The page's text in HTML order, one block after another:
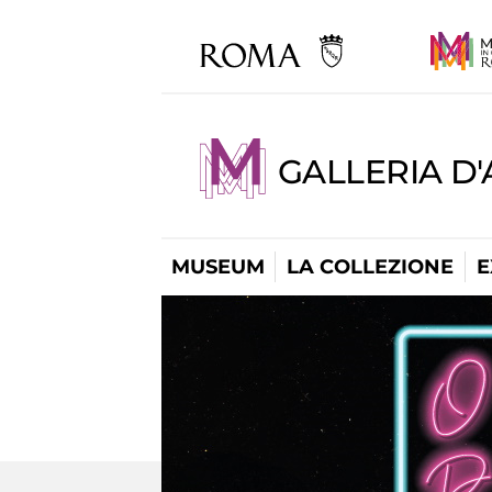
GALLERIA
MUSEUM LA COLLEZIONE